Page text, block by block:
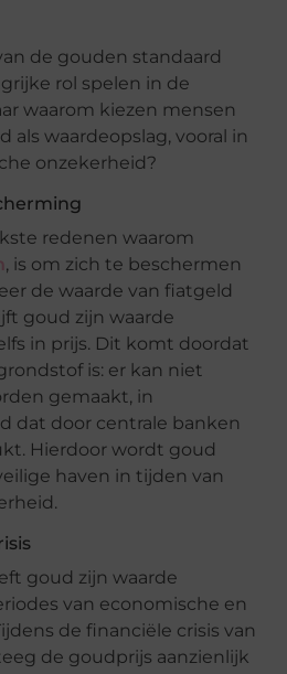
de gouden standaard
rol spelen in de
waarom kiezen mensen
als waardeopslag, vooral in
onzekerheid?
redenen waarom
, is om zich te beschermen
de waarde van fiatgeld
goud zijn waarde
in prijs. Dit komt doordat
is: er kan niet
gemaakt, in
dat door centrale banken
Hierdoor wordt goud
haven in tijden van
goud zijn waarde
van economische en
de financiële crisis van
de goudprijs aanzienlijk